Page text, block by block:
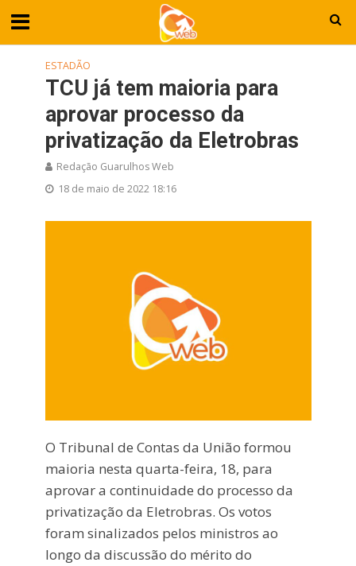
ESTADÃO
TCU já tem maioria para
aprovar processo da
privatização da Eletrobras
Redação Guarulhos Web
18 de maio de 2022 18:16
O Tribunal de Contas da União formou
maioria nesta quarta-feira, 18, para
aprovar a continuidade do processo da
privatização da Eletrobras. Os votos
foram sinalizados pelos ministros ao
longo da discussão do mérito do